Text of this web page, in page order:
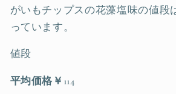
がいもチップスの花藻塩味の値段
っています。
値段
平均価格￥ 114